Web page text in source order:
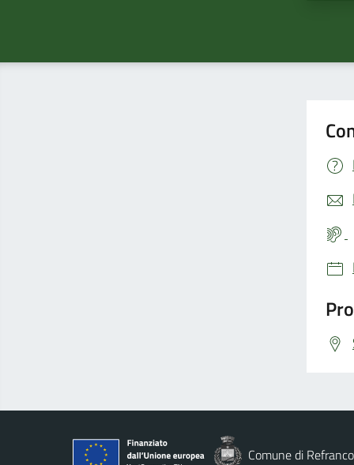
Comune di